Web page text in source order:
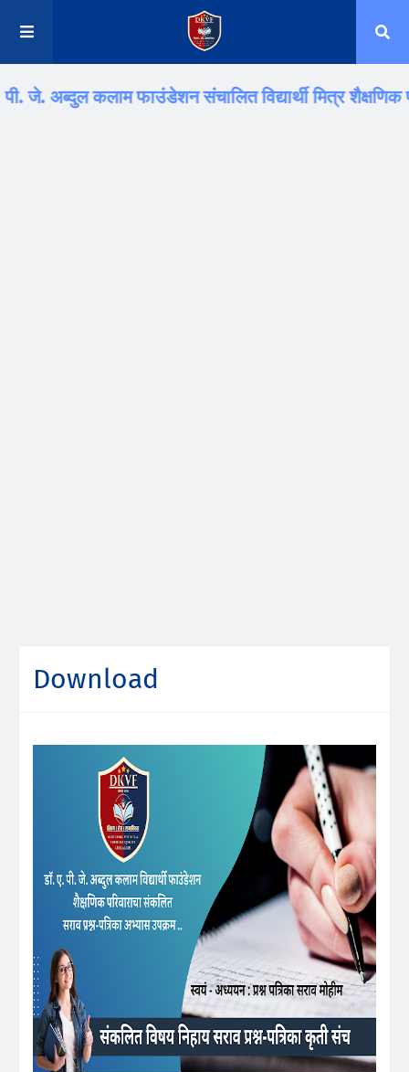
कलाम फाउंडेशन संचालित विद्यार्थी मित्र शैक्षणिक परिवार.. "
Download